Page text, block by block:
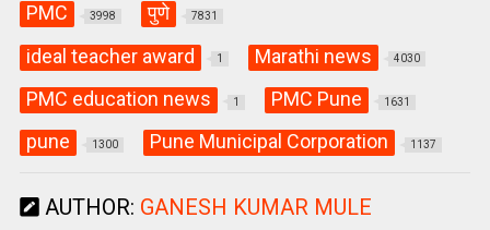
PMC 3998 पुणे 7831
ideal teacher award 1 Marathi news 4030
PMC education news 1 PMC Pune 1631
pune 1300 Pune Municipal Corporation 1137
AUTHOR: GANESH KUMAR MULE